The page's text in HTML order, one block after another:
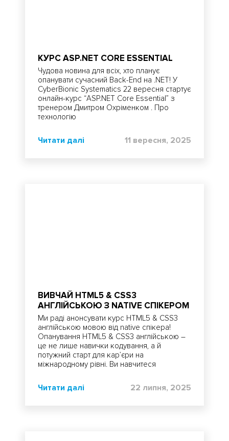
КУРС ASP.NET CORE ESSENTIAL
Чудова новина для всіх, хто планує
опанувати сучасний Back-End на .NET! У
CyberBionic Systematics 22 вересня стартує
онлайн-курс “ASP.NET Core Essential” з
тренером Дмитром Охріменком . Про
технологію
Читати далі 11 вересня, 2025
ВИВЧАЙ HTML5 & CSS3
АНГЛІЙСЬКОЮ З NATIVE СПІКЕРОМ
Ми раді анонсувати курс HTML5 & CSS3
англійською мовою від native спікера!
Опанування HTML5 & CSS3 англійською –
це не лише навички кодування, а й
потужний старт для кар’єри на
міжнародному рівні. Ви навчитеся
працювати з ключовими інструментами та
мислити, як професійний розробник.
Читати далі 22 липня, 2025